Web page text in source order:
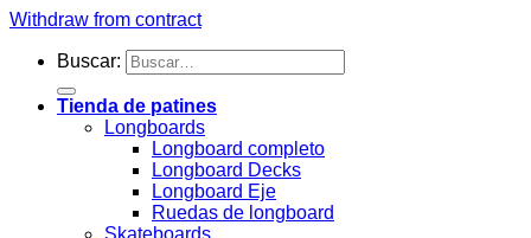
Withdraw from contract
Buscar:
Tienda de patines
Longboards
Longboard completo
Longboard Decks
Longboard Eje
Ruedas de longboard
Skateboards